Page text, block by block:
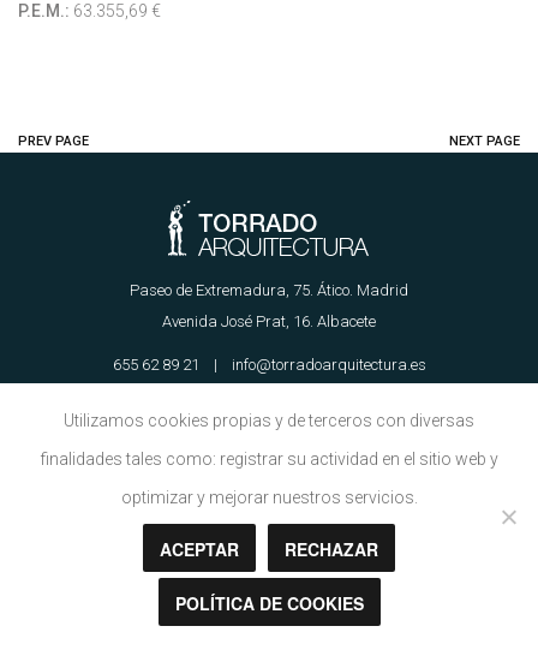
P.E.M.: 63.355,69 €
PREV PAGE NEXT PAGE
Paseo de Extremadura, 75. Ático. Madrid
Avenida José Prat, 16. Albacete
655 62 89 21 | info@torradoarquitectura.es
Copyright © Torrado Arquitectura 2018
Utilizamos cookies propias y de terceros con diversas
finalidades tales como: registrar su actividad en el sitio web y
optimizar y mejorar nuestros servicios.
ACEPTAR RECHAZAR
POLÍTICA DE COOKIES